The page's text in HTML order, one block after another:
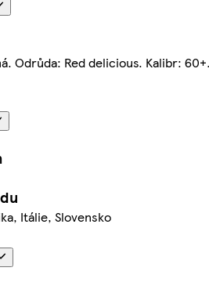
Odrůda: Red delicious. Kalibr:
Itálie, Slovensko